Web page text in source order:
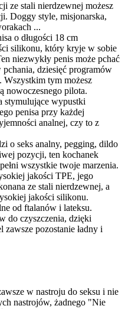
ze stali nierdzewnej możesz
Doggy style, misjonarska,
...
o długości 18 cm
silikonu, który kryje w sobie
niezwykły penis może pchać
pchania, dziesięć programów
tym możesz
nowoczesnego pilota.
stymulujące wypustki
penisa przy każdej
analnej, czy to z
o seks analny, pegging, dildo
pozycji, ten kochanek
wszystkie twoje marzenia.
jakości TPE, jego
ze stali nierdzewnej, a
jakości silikonu.
od ftalanów i lateksu.
do czyszczenia, dzięki
pozostanie ładny i
w nastroju do seksu i nie
nastrojów, żadnego "Nie